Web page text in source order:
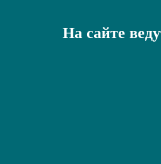
На сайте